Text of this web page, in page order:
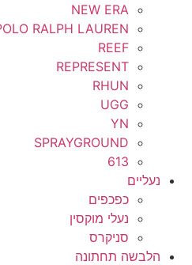
NEW ERA
RALPH LAUREN
REEF
REPRESENT
RHUN
UGG
YN
SPRAYGROUND
613
נעליים
כפכפים
נעלי מוקסין
סניקרס
הלבשה תחתונה